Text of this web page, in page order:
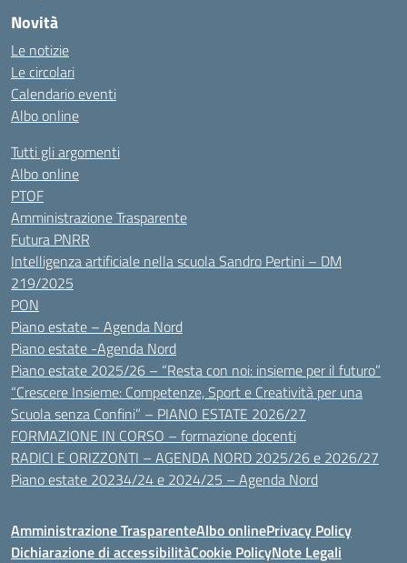
Novità
Le notizie
Le circolari
Calendario eventi
Albo online
Tutti gli argomenti
Albo online
PTOF
Amministrazione Trasparente
Futura PNRR
Intelligenza artificiale nella scuola Sandro Pertini – DM
219/2025
PON
Piano estate – Agenda Nord
Piano estate -Agenda Nord
Piano estate 2025/26 – “Resta con noi: insieme per il futuro”
“Crescere Insieme: Competenze, Sport e Creatività per una
Scuola senza Confini” – PIANO ESTATE 2026/27
FORMAZIONE IN CORSO – formazione docenti
RADICI E ORIZZONTI – AGENDA NORD 2025/26 e 2026/27
Piano estate 20234/24 e 2024/25 – Agenda Nord
Amministrazione TrasparenteAlbo onlinePrivacy Policy
Dichiarazione di accessibilitàCookie PolicyNote Legali